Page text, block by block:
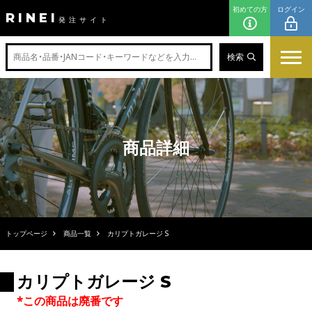
RINEI 発注サイト
初めての方 ログイン
検索
商品詳細
トップページ 商品一覧 カリプトガレージ S
カリプトガレージ S
*この商品は廃番です